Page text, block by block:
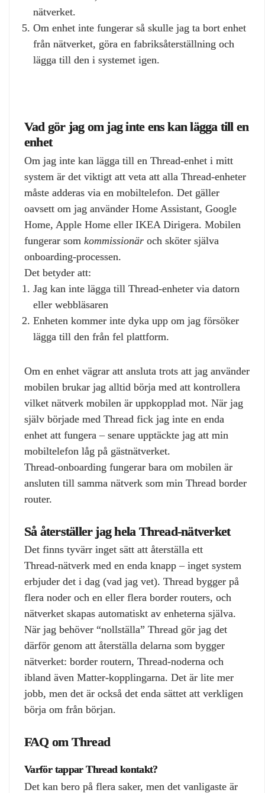
nätverket.
Om enhet inte fungerar så skulle jag ta bort enhet
från nätverket, göra en fabriksåterställning och
lägga till den i systemet igen.
Vad gör jag om jag inte ens kan lägga till en
enhet
Om jag inte kan lägga till en Thread‑enhet i mitt
system är det viktigt att veta att alla Thread‑enheter
måste adderas via en mobiltelefon. Det gäller
oavsett om jag använder Home Assistant, Google
Home, Apple Home eller IKEA Dirigera. Mobilen
fungerar som kommissionär och sköter själva
onboarding‑processen.
Det betyder att:
Jag kan inte lägga till Thread-enheter via datorn
eller webbläsaren
Enheten kommer inte dyka upp om jag försöker
lägga till den från fel plattform.
Om en enhet vägrar att ansluta trots att jag använder
mobilen brukar jag alltid börja med att kontrollera
vilket nätverk mobilen är uppkopplad mot. När jag
själv började med Thread fick jag inte en enda
enhet att fungera – senare upptäckte jag att min
mobiltelefon låg på gästnätverket.
Thread‑onboarding fungerar bara om mobilen är
ansluten till samma nätverk som min Thread border
router.
Så återställer jag hela Thread‑nätverket
Det finns tyvärr inget sätt att återställa ett
Thread‑nätverk med en enda knapp – inget system
erbjuder det i dag (vad jag vet). Thread bygger på
flera noder och en eller flera border routers, och
nätverket skapas automatiskt av enheterna själva.
När jag behöver “nollställa” Thread gör jag det
därför genom att återställa delarna som bygger
nätverket: border routern, Thread‑noderna och
ibland även Matter‑kopplingarna. Det är lite mer
jobb, men det är också det enda sättet att verkligen
börja om från början.
FAQ om Thread
Varför tappar Thread kontakt?
Det kan bero på flera saker, men det vanligaste är